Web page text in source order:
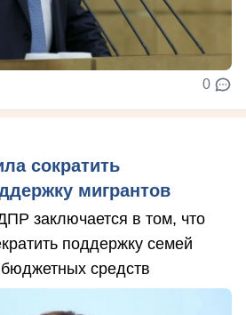
0
сократить
мигрантов
заключается в том, что
поддержку семей
средств